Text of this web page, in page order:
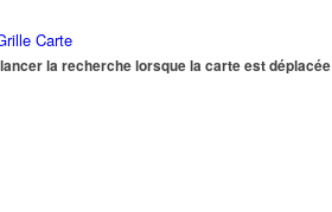
Carte
la recherche lorsque la carte est déplacée